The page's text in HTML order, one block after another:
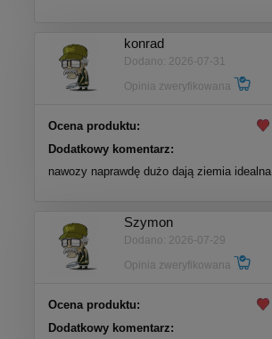
konrad
Dodano: 2026-07-31
Opinia zweryfikowana
Ocena produktu:
Dodatkowy komentarz:
nawozy naprawdę dużo dają ziemia idealna
Szymon
Dodano: 2026-07-29
Opinia zweryfikowana
Ocena produktu:
Dodatkowy komentarz: